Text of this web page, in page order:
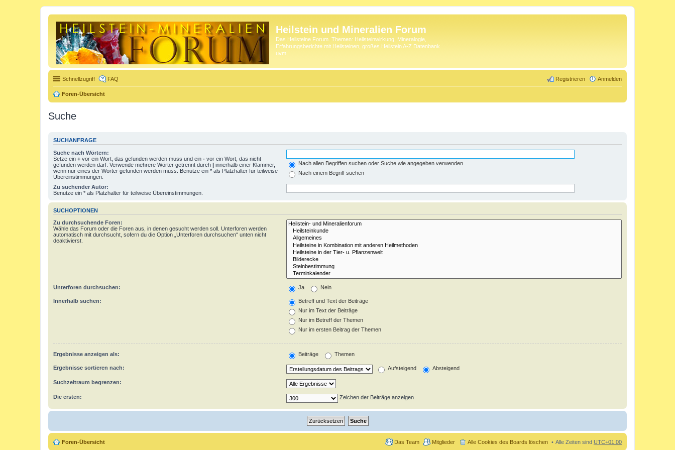
Heilstein und Mineralien Forum
Das Heilsteine Forum. Themen: Heilsteinwirkung, Mineralogie,
Erfahrungsberichte mit Heilsteinen, großes Heilstein A-Z Datenbank
uvm.
Schnellzugriff FAQ Anmelden
Registrieren
Foren-Übersicht
Suche
SUCHANFRAGE
Suche nach Wörtern:
Setze ein + vor ein Wort, das gefunden werden muss und ein - vor ein Wort, das nicht
gefunden werden darf. Verwende mehrere Wörter getrennt durch | innerhalb einer Klammer,
wenn nur eines der Wörter gefunden werden muss. Benutze ein * als Platzhalter für teilweise
Übereinstimmungen.
Nach allen Begriffen suchen oder Suche wie angegeben verwenden
Nach einem Begriff suchen
Zu suchender Autor:
Benutze ein * als Platzhalter für teilweise Übereinstimmungen.
SUCHOPTIONEN
Zu durchsuchende Foren:
Wähle das Forum oder die Foren aus, in denen gesucht werden soll. Unterforen werden
automatisch mit durchsucht, sofern du die Option „Unterforen durchsuchen“ unten nicht
deaktivierst.
Unterforen durchsuchen: Ja Nein
Innerhalb suchen:
Betreff und Text der Beiträge
Nur im Text der Beiträge
Nur im Betreff der Themen
Nur im ersten Beitrag der Themen
Ergebnisse anzeigen als: Beiträge Themen
Ergebnisse sortieren nach: Aufsteigend Absteigend
Suchzeitraum begrenzen:
Die ersten: Zeichen der Beiträge anzeigen
Foren-Übersicht Alle Zeiten sind UTC+01:00
Alle Cookies des Boards löschen
Mitglieder
Das Team